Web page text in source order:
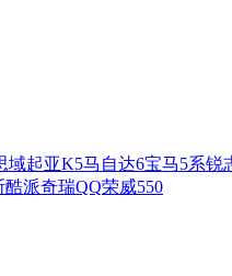
域起亚K5马自达6宝马5系锐
酷派奇瑞QQ荣威550